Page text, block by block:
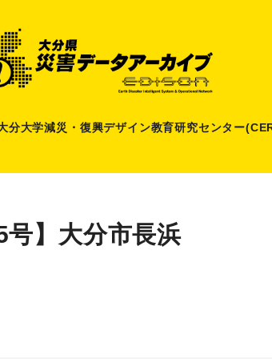
分大学減災 ・ 復興デザイン教育研究センター
号】大分市長浜